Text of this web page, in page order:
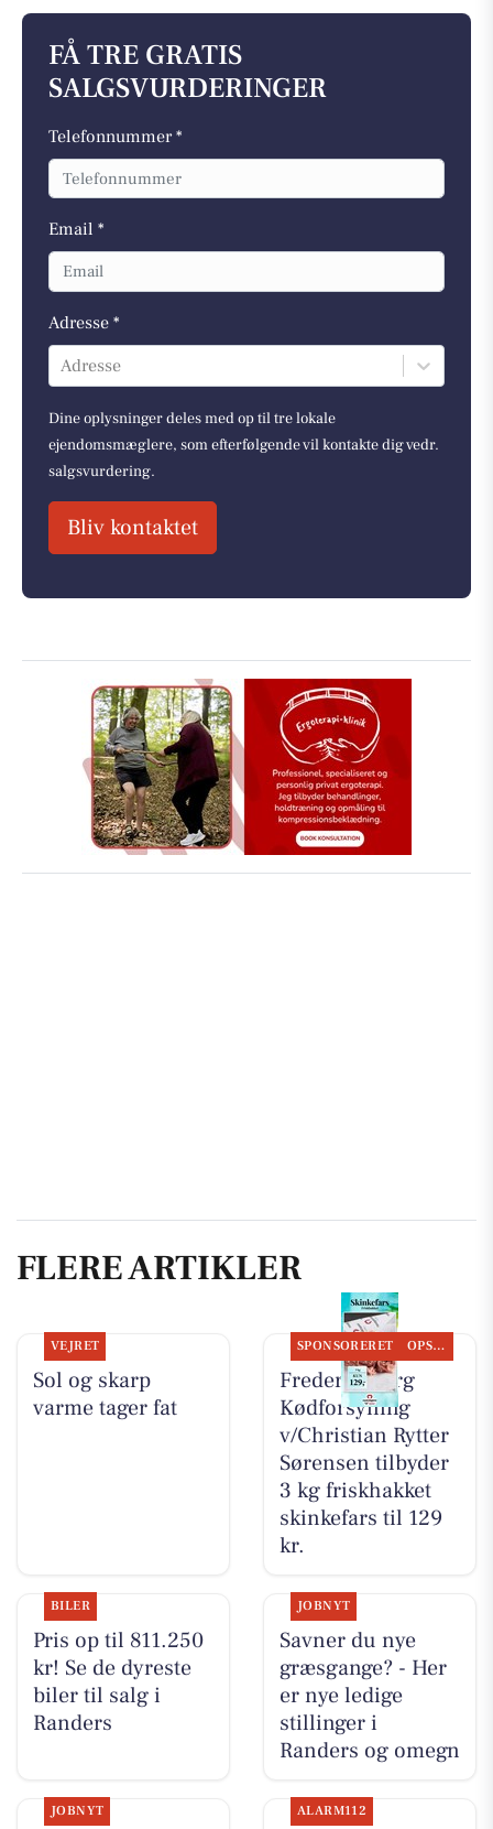
FÅ TRE GRATIS
SALGSVURDERINGER
Telefonnummer *
Email *
Adresse *
Adresse
Dine oplysninger deles med op til tre lokale
ejendomsmæglere, som efterfølgende vil kontakte dig vedr.
salgsvurdering.
Bliv kontaktet
FLERE ARTIKLER
VEJRET
Sol og skarp
varme tager fat
SPONSORERET OPSLAGSTAVLEN
Frederiksberg
Kødforsyning
v/Christian Rytter
Sørensen tilbyder
3 kg friskhakket
skinkefars til 129
kr.
BILER
Pris op til 811.250
kr! Se de dyreste
biler til salg i
Randers
JOBNYT
Savner du nye
græsgange? - Her
er nye ledige
stillinger i
Randers og omegn
JOBNYT ALARM112